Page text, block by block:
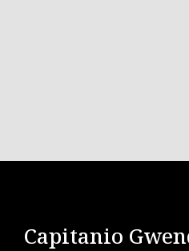
Capitanio